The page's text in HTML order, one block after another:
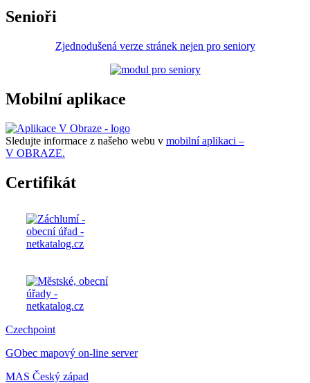
Senioři
Zjednodušená verze stránek nejen pro seniory
Mobilní aplikace
Sledujte informace z našeho webu v mobilní aplikaci –
V OBRAZE.
Certifikát
Czechpoint
GObec mapový on-line server
MAS Český západ